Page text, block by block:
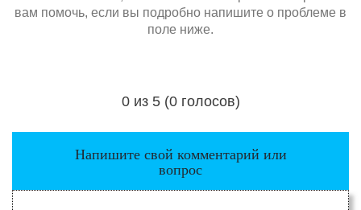
вам помочь, если вы подробно напишите о проблеме в
поле ниже.
Загрузка...
0 из 5 (0 голосов)
Напишите свой комментарий или
вопрос